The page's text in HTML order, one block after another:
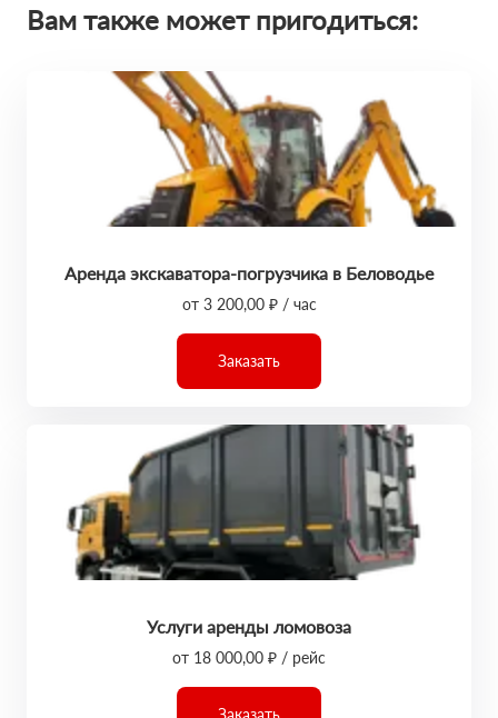
Вам также может пригодиться:
Аренда экскаватора-погрузчика в Беловодье
от 3 200,00 ₽ / час
Заказать
Услуги аренды ломовоза
от 18 000,00 ₽ / рейс
Заказать